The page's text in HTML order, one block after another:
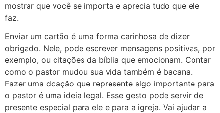
mostrar que você se importa e aprecia tudo que ele
faz.
Enviar um cartão é uma forma carinhosa de dizer
obrigado. Nele, pode escrever mensagens positivas, por
exemplo, ou citações da bíblia que emocionam. Contar
como o pastor mudou sua vida também é bacana.
Fazer uma doação que represente algo importante para
o pastor é uma ideia legal. Esse gesto pode servir de
presente especial para ele e para a igreja. Vai ajudar a